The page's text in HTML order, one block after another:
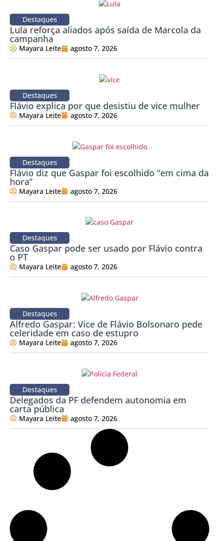
Destaques
Lula reforça aliados após saída de Marcola da
campanha
Mayara Leite agosto 7, 2026
Destaques
Flávio explica por que desistiu de vice mulher
Mayara Leite agosto 7, 2026
Destaques
Flávio diz que Gaspar foi escolhido “em cima da
hora”
Mayara Leite agosto 7, 2026
Destaques
Caso Gaspar pode ser usado por Flávio contra
o PT
Mayara Leite agosto 7, 2026
Destaques
Alfredo Gaspar: Vice de Flávio Bolsonaro pede
celeridade em caso de estupro
Mayara Leite agosto 7, 2026
Destaques
Delegados da PF defendem autonomia em
carta pública
Mayara Leite agosto 7, 2026